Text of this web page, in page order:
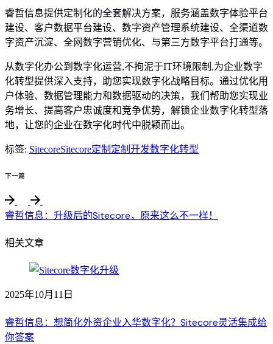
睿哲信息提供定制化的全套解决方案，服务涵盖数字体验平台
建设、客户数据平台建设、数字资产管理系统建设、全渠道数
字资产沉淀、全网数字营销优化、与第三方数字平台打通等。
从数字化办公到数字化运营,不拘泥于IT环境限制,为企业数字
化转型提供深入支持，助您实现数字化战略目标。通过优化用
户体验、数据管理能力和数据驱动的决策，我们帮助您实现业
务增长、提高客户忠诚度和竞争优势，解锁企业数字化转型落
地，让您的企业在数字化时代中脱颖而出。
标签: SitecoreSitecore定制 定制开发数字化转型
下一篇
睿哲信息：升级后的Sitecore，原来这么不一样！
相关文章
2025年10月11日
睿哲信息：想简化外资企业入华数字化？Sitecore灵活集成给
你答案